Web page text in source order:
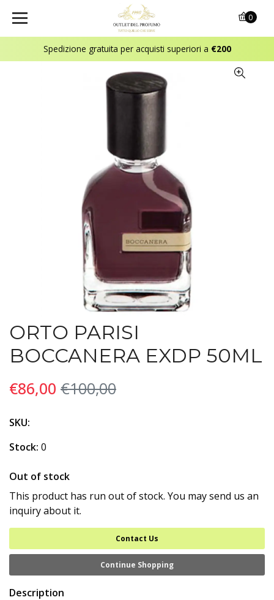
Spedizione gratuita per acquisti superiori a €200
0
ORTO PARISI
BOCCANERA EXDP 50ML
€86,00 €100,00
SKU:
Stock: 0
Out of stock
This product has run out of stock. You may send us an
inquiry about it.
Contact Us
Continue Shopping
Description